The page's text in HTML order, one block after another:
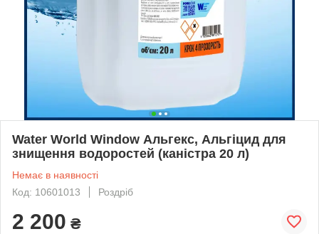
Water World Window Альгекс, Альгіцид для
знищення водоростей (каністра 20 л)
Немає в наявності
Код: 10601013
Роздріб
2 200 ₴